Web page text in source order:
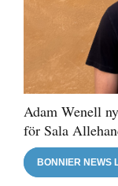
Adam Wenell
för Sala
BONNIER NEWS